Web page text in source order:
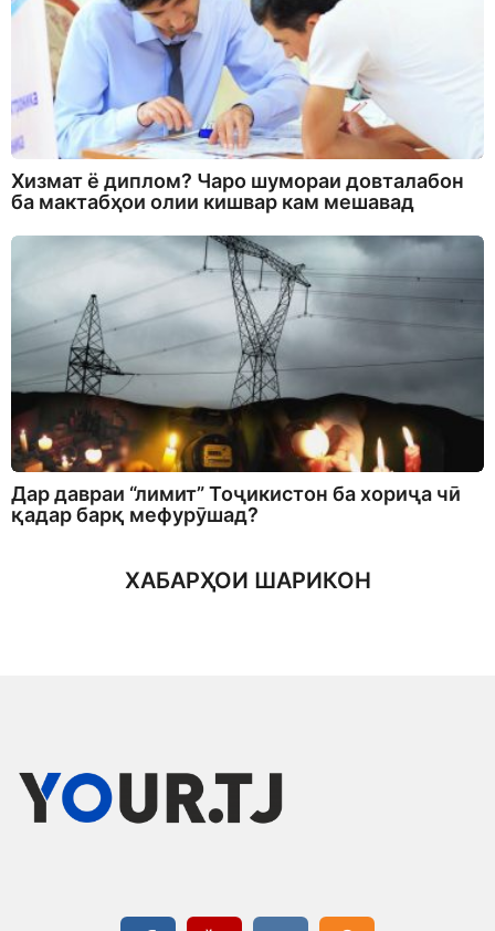
Хизмат ё диплом? Чаро шумораи довталабон
ба мактабҳои олии кишвар кам мешавад
Дар давраи “лимит” Тоҷикистон ба хориҷа чӣ
қадар барқ мефурӯшад?
ХАБАРҲОИ ШАРИКОН